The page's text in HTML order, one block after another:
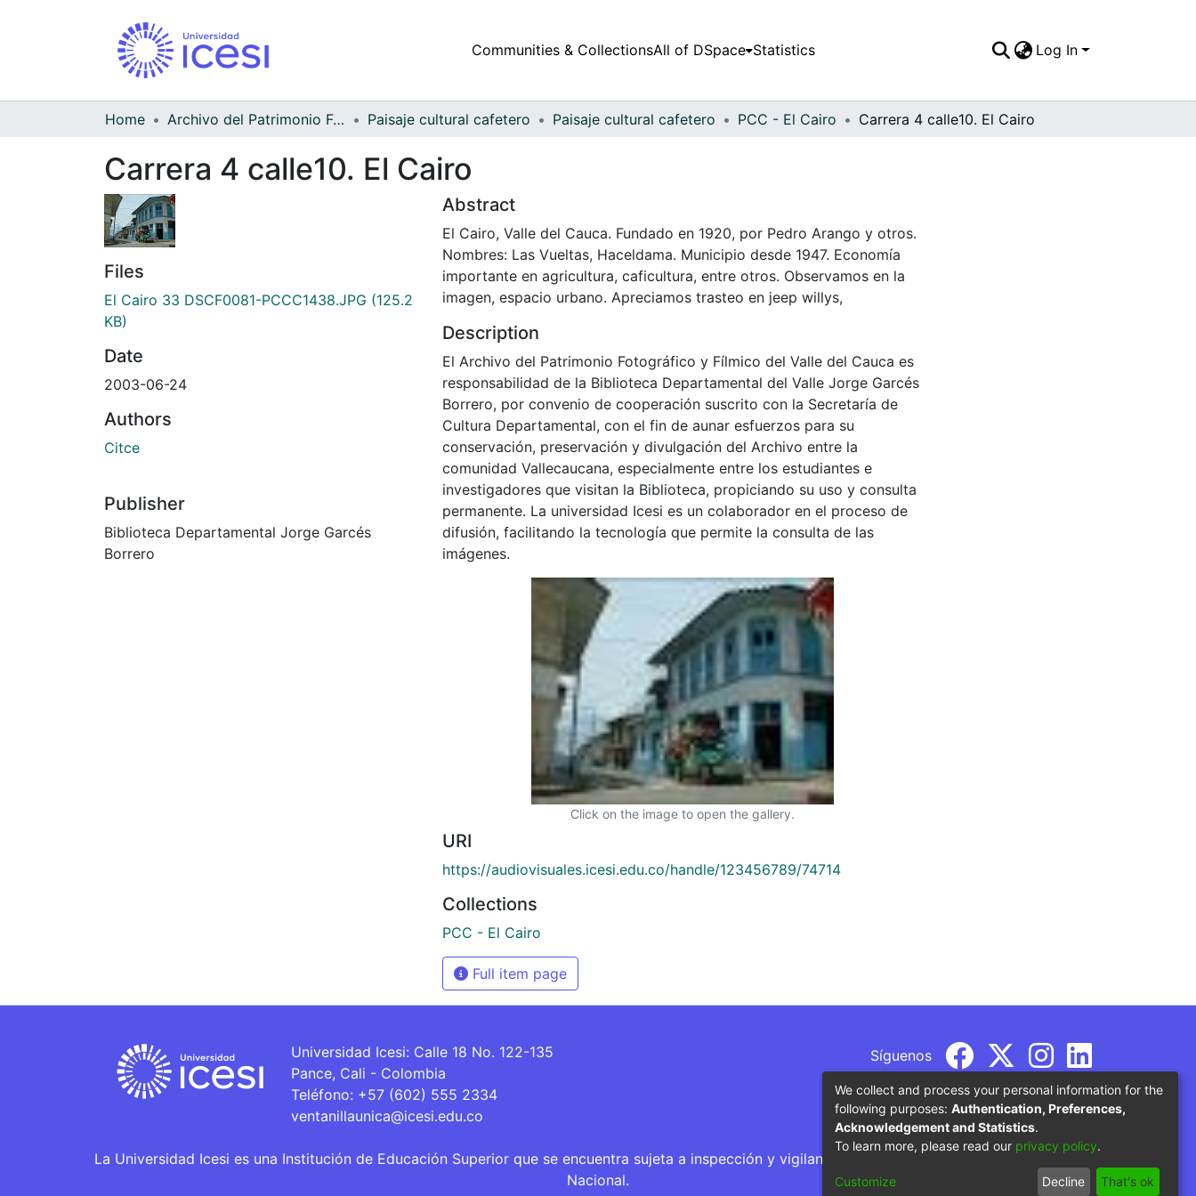
Communities & CollectionsAll of DSpace Statistics Log In
Home Archivo del Patrimonio Fotográfico y Fílmico del Valle del Cauca Paisaje cultural cafetero Paisaje cultural cafetero PCC - El Cairo Carrera 4 calle10. El Cairo
Carrera 4 calle10. El Cairo
Files
El Cairo 33 DSCF0081-PCCC1438.JPG (125.2
KB)
Date
2003-06-24
Authors
Citce
Publisher
Biblioteca Departamental Jorge Garcés
Borrero
Abstract
El Cairo, Valle del Cauca. Fundado en 1920, por Pedro Arango y otros.
Nombres: Las Vueltas, Haceldama. Municipio desde 1947. Economía
importante en agricultura, caficultura, entre otros. Observamos en la
imagen, espacio urbano. Apreciamos trasteo en jeep willys,
Description
El Archivo del Patrimonio Fotográfico y Fílmico del Valle del Cauca es
responsabilidad de la Biblioteca Departamental del Valle Jorge Garcés
Borrero, por convenio de cooperación suscrito con la Secretaría de
Cultura Departamental, con el fin de aunar esfuerzos para su
conservación, preservación y divulgación del Archivo entre la
comunidad Vallecaucana, especialmente entre los estudiantes e
investigadores que visitan la Biblioteca, propiciando su uso y consulta
permanente. La universidad Icesi es un colaborador en el proceso de
difusión, facilitando la tecnología que permite la consulta de las
imágenes.
Click on the image to open the gallery.
URI
https://audiovisuales.icesi.edu.co/handle/123456789/74714
Collections
PCC - El Cairo
Full item page
Universidad Icesi: Calle 18 No. 122-135
Pance, Cali - Colombia
Teléfono: +57 (602) 555 2334
ventanillaunica@icesi.edu.co
Síguenos
La Universidad Icesi es una Institución de Educación Superior que se encuentra sujeta a inspección y vigilancia por parte del Ministerio de Educación
Nacional.
We collect and process your personal information for the
following purposes: Authentication, Preferences,
Acknowledgement and Statistics.
To learn more, please read our privacy policy.
Customize Decline That's ok